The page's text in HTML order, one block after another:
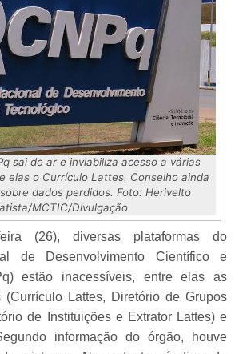
sai do ar e inviabiliza acesso a várias
elas o Currículo Lattes. Conselho ainda
dados perdidos. Foto: Herivelto
MCTIC/Divulgação
(26), diversas plataformas do
de Desenvolvimento Científico e
estão inacessíveis, entre elas as
(Currículo Lattes, Diretório de Grupos
de Instituições e Extrator Lattes) e
informação do órgão, houve